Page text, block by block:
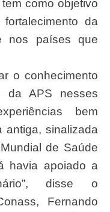
como objetivo
da
nos países que
da APS nesses
bem
antiga, sinalizada
de Saúde
havia apoiado a
disse o
Fernando